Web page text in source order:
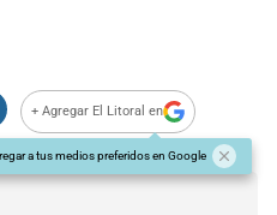
+ Agregar El Litoral en
a tus medios preferidos en Google